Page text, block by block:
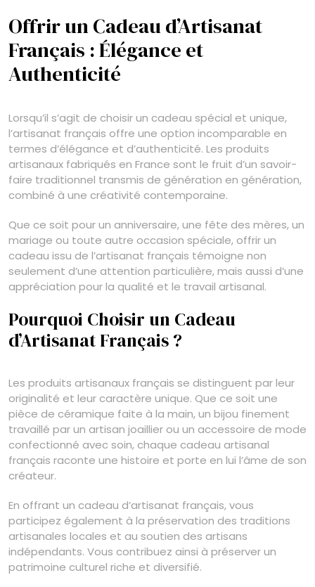
Offrir un Cadeau d’Artisanat
Français : Élégance et
Authenticité
Lorsqu’il s’agit de choisir un cadeau spécial et unique,
l’artisanat français offre une option incomparable en
termes d’élégance et d’authenticité. Les produits
artisanaux fabriqués en France sont le fruit d’un savoir-
faire traditionnel transmis de génération en génération,
combiné à une créativité contemporaine.
Que ce soit pour un anniversaire, une fête des mères, un
mariage ou toute autre occasion spéciale, offrir un
cadeau issu de l’artisanat français témoigne non
seulement d’une attention particulière, mais aussi d’une
appréciation pour la qualité et le travail artisanal.
Pourquoi Choisir un Cadeau
d’Artisanat Français ?
Les produits artisanaux français se distinguent par leur
originalité et leur caractère unique. Que ce soit une
pièce de céramique faite à la main, un bijou finement
travaillé par un artisan joaillier ou un accessoire de mode
confectionné avec soin, chaque cadeau artisanal
français raconte une histoire et porte en lui l’âme de son
créateur.
En offrant un cadeau d’artisanat français, vous
participez également à la préservation des traditions
artisanales locales et au soutien des artisans
indépendants. Vous contribuez ainsi à préserver un
patrimoine culturel riche et diversifié.